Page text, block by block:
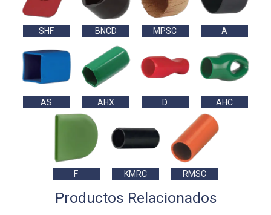
SHF BNCD MPSC A
AS AHX D AHC
F KMRC RMSC
Productos Relacionados